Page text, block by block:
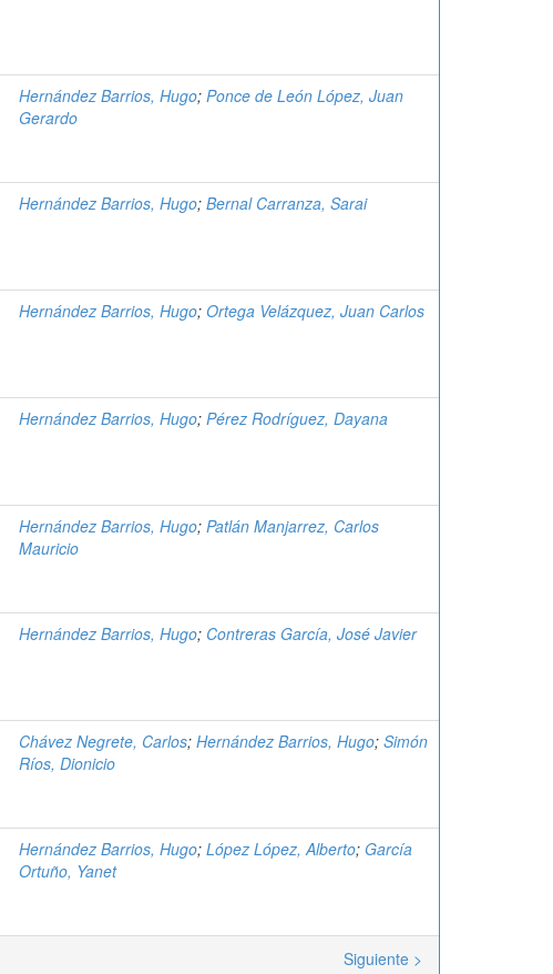
Hernández Barrios, Hugo; Ponce de León López, Juan
Gerardo
Hernández Barrios, Hugo; Bernal Carranza, Sarai
Hernández Barrios, Hugo; Ortega Velázquez, Juan Carlos
Hernández Barrios, Hugo; Pérez Rodríguez, Dayana
Hernández Barrios, Hugo; Patlán Manjarrez, Carlos
Mauricio
Hernández Barrios, Hugo; Contreras García, José Javier
Chávez Negrete, Carlos; Hernández Barrios, Hugo; Simón
Ríos, Dionicio
Hernández Barrios, Hugo; López López, Alberto; García
Ortuño, Yanet
Siguiente >